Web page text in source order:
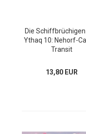
Die
Ythaq 10: Nehorf-
Transit
13,80 EUR